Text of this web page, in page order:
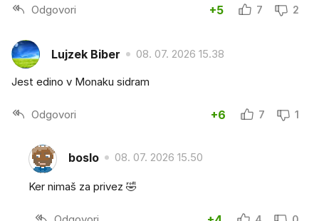
Odgovori +5 7 2
Lujzek Biber 08. 07. 2026 15.38
Jest edino v Monaku sidram
Odgovori +6 7 1
boslo 08. 07. 2026 15.50
Ker nimaš za privez 🤣